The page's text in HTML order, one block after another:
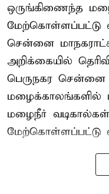
ஒருங்கிணைந்த
மேற்கொள்ளப்பட்டு
சென்னை
அறிக்கையில்
பெருநகர சென்னை
மழைக்காலங்களில்
மழைநீர்
மேற்கொள்ளப்பட்டு